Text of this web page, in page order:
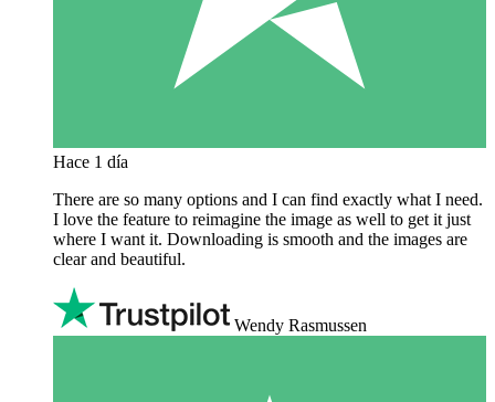
Hace 1 día
There are so many options and I can find exactly what I need.
I love the feature to reimagine the image as well to get it just
where I want it. Downloading is smooth and the images are
clear and beautiful.
Wendy Rasmussen